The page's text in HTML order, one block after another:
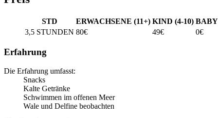
STD ERWACHSENE (11+) KIND (4-10) BABY
3,5 STUNDEN 80€ 49€ 0€
Erfahrung
Die Erfahrung umfasst:
Snacks
Kalte Getränke
Schwimmen im offenen Meer
Wale und Delfine beobachten